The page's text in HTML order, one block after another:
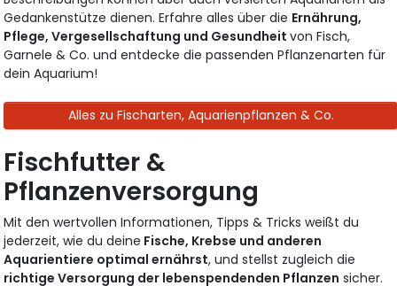
Gedankenstütze dienen. Erfahre alles über die Ernährung,
Pflege, Vergesellschaftung und Gesundheitvon Fisch,
Garnele & Co. und entdecke die passenden Pflanzenarten für
dein Aquarium!
Alles zu Fischarten, Aquarienpflanzen & Co.
Fischfutter &
Pflanzenversorgung
Mit den wertvollen Informationen, Tipps & Tricks weißt du
jederzeit, wie du deine Fische, Krebse und anderen
Aquarientiere optimal ernährst, und stellst zugleich die
richtige Versorgung der lebenspendenden Pflanzen sicher.